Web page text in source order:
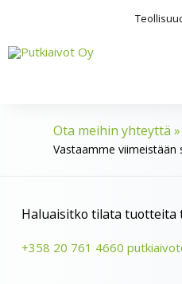
Ota meihin yhteyttä »
Vastaamme viimeistään
Haluaisitko tilata tuotteita
+358 20 761 4660